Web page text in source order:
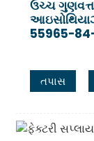
ઉચ્ચ
55965-
તપાસ